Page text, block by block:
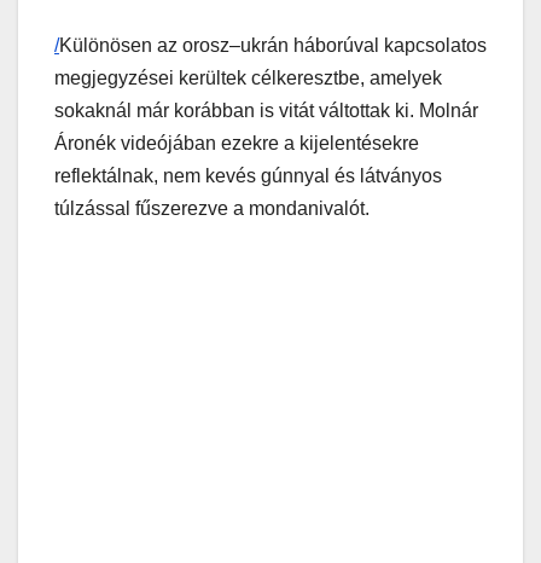
/Különösen az orosz–ukrán háborúval kapcsolatos
megjegyzései kerültek célkeresztbe, amelyek
sokaknál már korábban is vitát váltottak ki. Molnár
Áronék videójában ezekre a kijelentésekre
reflektálnak, nem kevés gúnnyal és látványos
túlzással fűszerezve a mondanivalót.